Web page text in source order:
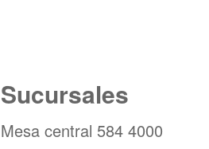
Sucursales
Mesa central 584 4000